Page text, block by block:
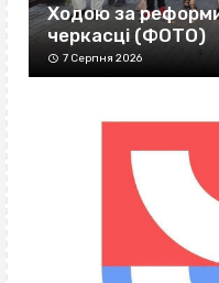
Ходою за
черкасці (ФОТО)
7 Серпня 2026